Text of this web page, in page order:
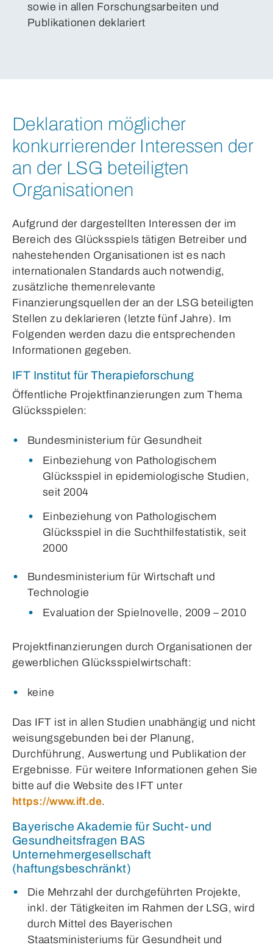
sowie in allen Forschungsarbeiten und
Publikationen deklariert
Deklaration möglicher
konkurrierender Interessen der
an der LSG beteiligten
Organisationen
Aufgrund der dargestellten Interessen der im
Bereich des Glücksspiels tätigen Betreiber und
nahestehenden Organisationen ist es nach
internationalen Standards auch notwendig,
zusätzliche themenrelevante
Finanzierungsquellen der an der LSG beteiligten
Stellen zu deklarieren (letzte fünf Jahre). Im
Folgenden werden dazu die entsprechenden
Informationen gegeben.
IFT Institut für Therapieforschung
Öffentliche Projektfinanzierungen zum Thema
Glücksspielen:
Bundesministerium für Gesundheit
Einbeziehung von Pathologischem
Glücksspiel in epidemiologische Studien,
seit 2004
Einbeziehung von Pathologischem
Glücksspiel in die Suchthilfestatistik, seit
2000
Bundesministerium für Wirtschaft und
Technologie
Evaluation der Spielnovelle, 2009 – 2010
Projektfinanzierungen durch Organisationen der
gewerblichen Glücksspielwirtschaft:
keine
Das IFT ist in allen Studien unabhängig und nicht
weisungsgebunden bei der Planung,
Durchführung, Auswertung und Publikation der
Ergebnisse. Für weitere Informationen gehen Sie
bitte auf die Website des IFT unter
https://www.ift.de.
Bayerische Akademie für Sucht- und
Gesundheitsfragen BAS
Unternehmergesellschaft
(haftungsbeschränkt)
Die Mehrzahl der durchgeführten Projekte,
inkl. der Tätigkeiten im Rahmen der LSG, wird
durch Mittel des Bayerischen
Staatsministeriums für Gesundheit und